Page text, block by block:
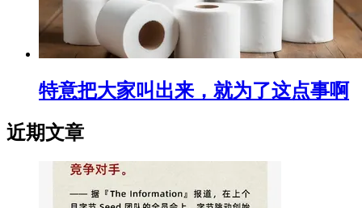
特意把大家叫出来，就为了这点事啊
近期文章